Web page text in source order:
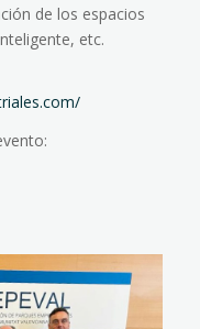
de los espacios
etc.